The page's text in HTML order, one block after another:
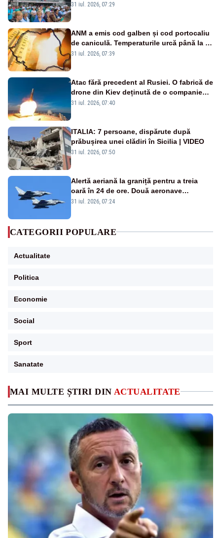
MAI MULTE ȘTIRI DIN ACTUALITATE
Legii salarizării
31 iul. 2026, 07:29
ANM a emis cod galben și cod portocaliu
de caniculă. Temperaturile urcă până la 38
de grade, iar nopțile devin tropicale
31 iul. 2026, 07:39
Atac fără precedent al Rusiei. O fabrică de
drone din Kiev deținută de o companie
americană, distrusă de o rachetă
31 iul. 2026, 07:40
ITALIA: 7 persoane, dispărute după
prăbușirea unei clădiri în Sicilia | VIDEO
31 iul. 2026, 07:50
Alertă aeriană la graniță pentru a treia
oară în 24 de ore. Două aeronave
Eurofighter britanice au fost ridicate de la
31 iul. 2026, 07:24
CATEGORII POPULARE
Actualitate
Politica
Economie
Social
Sport
Sanatate